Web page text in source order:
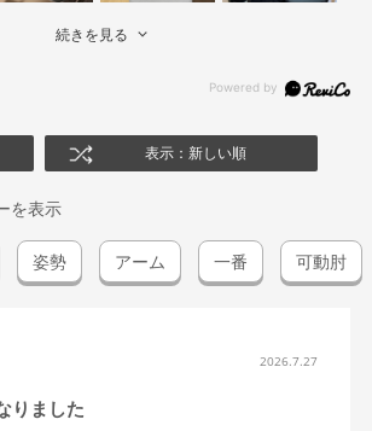
続きを見る
表示：新しい順
を表示
姿勢 アーム 一番 可動肘
2026.7.27
りました